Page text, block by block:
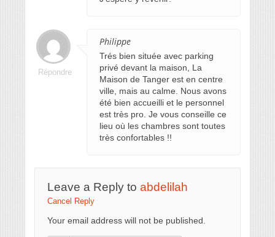
Philippe
Trés bien située avec parking
privé devant la maison, La
Maison de Tanger est en centre
ville, mais au calme. Nous avons
été bien accueilli et le personnel
est très pro. Je vous conseille ce
lieu où les chambres sont toutes
très confortables !!
Répondre
Leave a Reply to abdelilah
Cancel Reply
Your email address will not be published.